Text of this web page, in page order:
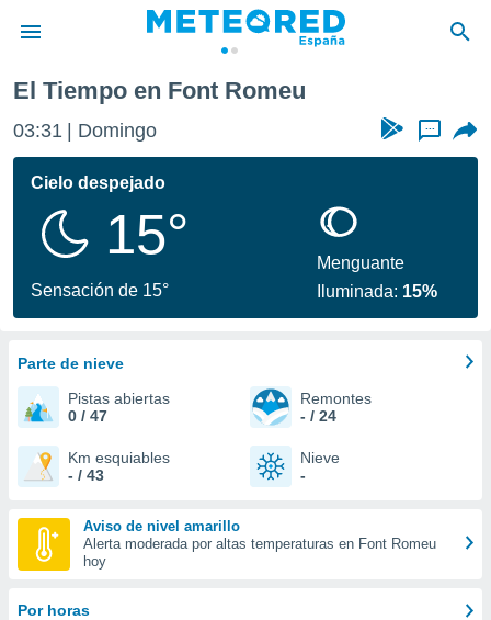
de
por
se
calidad.
a este
las
y
forma
basada
permite
El Tiempo en Font Romeu
03:31 Domingo ...
Cielo despejado
15°
Sensación de 15°
Menguante
Iluminada: 15%
Parte de nieve
Pistas abiertas
0 / 47
Remontes
- / 24
Km esquiables
- / 43
Nieve
-
Aviso de nivel amarillo
Alerta moderada por altas temperaturas en Font Romeu
hoy
Por horas